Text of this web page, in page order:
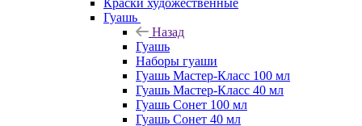
Краски художественные
Гуашь
Назад
Гуашь
Наборы гуаши
Гуашь Мастер-Класс 100 мл
Гуашь Мастер-Класс 40 мл
Гуашь Сонет 100 мл
Гуашь Сонет 40 мл